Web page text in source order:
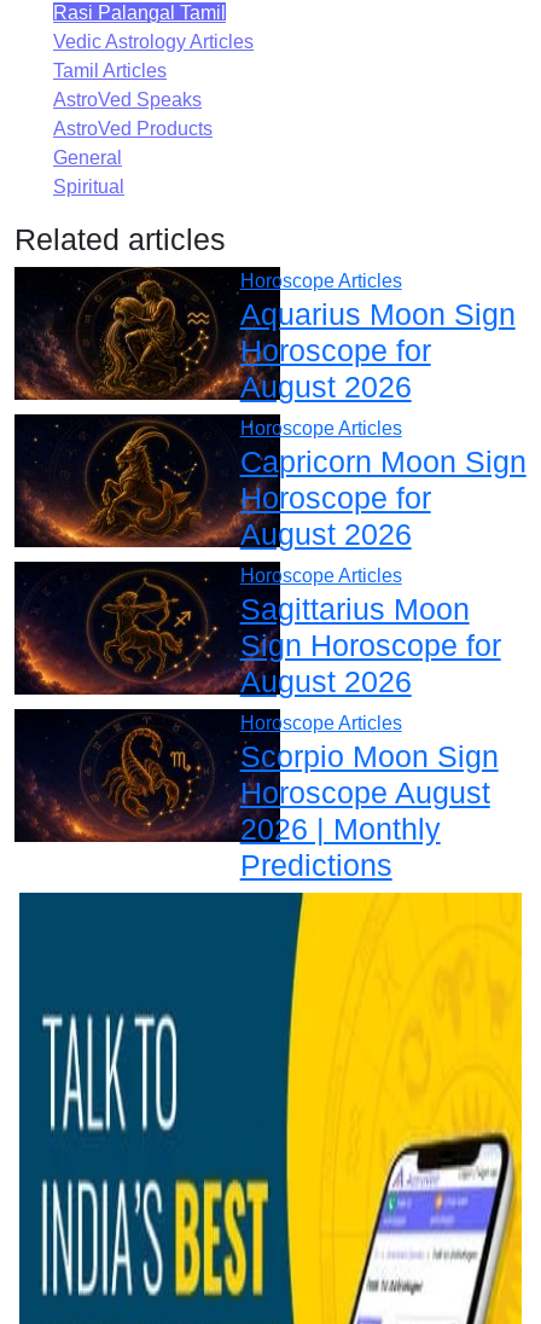
Rasi Palangal Tamil
Vedic Astrology Articles
Tamil Articles
AstroVed Speaks
AstroVed Products
General
Spiritual
Related articles
Horoscope Articles
Aquarius Moon Sign
Horoscope for
August 2026
Horoscope Articles
Capricorn Moon Sign
Horoscope for
August 2026
Horoscope Articles
Sagittarius Moon
Sign Horoscope for
August 2026
Horoscope Articles
Scorpio Moon Sign
Horoscope August
2026 | Monthly
Predictions